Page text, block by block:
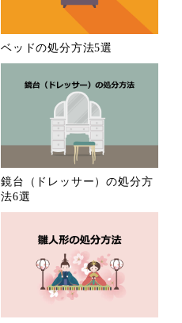
ベッドの処分方法5選
鏡台（ドレッサー）の処分方
法6選